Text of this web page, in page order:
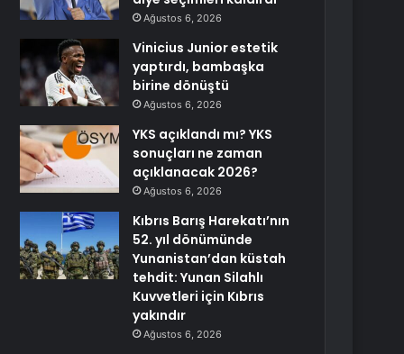
Ağustos 6, 2026
Vinicius Junior estetik
yaptırdı, bambaşka
birine dönüştü
Ağustos 6, 2026
YKS açıklandı mı? YKS
sonuçları ne zaman
açıklanacak 2026?
Ağustos 6, 2026
Kıbrıs Barış Harekatı’nın
52. yıl dönümünde
Yunanistan’dan küstah
tehdit: Yunan Silahlı
Kuvvetleri için Kıbrıs
yakındır
Ağustos 6, 2026